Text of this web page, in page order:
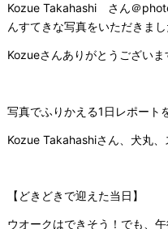
Kozue Takahashi さん＠
んすてきな写真をいただきまし
Kozueさんありがとうございま
写真でふりかえる1日レポート
Kozue Takahashiさん、犬丸、
【どきどきで迎えた当日】
ウオークはできそう！でも、